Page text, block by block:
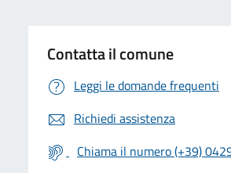
Contatta il comune
Leggi le domande frequenti
Richiedi assistenza
Chiama il numero (+39)